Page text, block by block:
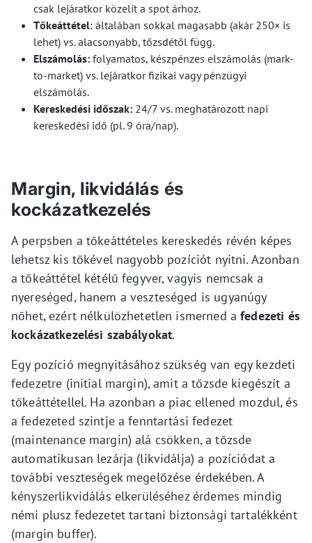
csak lejáratkor közelít a spot árhoz.
Tőkeáttétel: általában sokkal magasabb (akár 250× is
lehet) vs. alacsonyabb, tőzsdétől függ.
Elszámolás: folyamatos, készpénzes elszámolás (mark-
to-market) vs. lejáratkor fizikai vagy pénzügyi
elszámolás.
Kereskedési időszak: 24/7 vs. meghatározott napi
kereskedési idő (pl. 9 óra/nap).
Margin, likvidálás és
kockázatkezelés
A perpsben a tőkeáttételes kereskedés révén képes
lehetsz kis tőkével nagyobb pozíciót nyitni. Azonban
a tőkeáttétel kétélű fegyver, vagyis nemcsak a
nyereséged, hanem a veszteséged is ugyanúgy
nőhet, ezért nélkülözhetetlen ismerned afedezeti és
kockázatkezelési szabályokat.
Egy pozíció megnyitásához szükség van egy kezdeti
fedezetre (initial margin), amit a tőzsde kiegészít a
tőkeáttétellel. Ha azonban a piac ellened mozdul, és
a fedezeted szintje a fenntartási fedezet
(maintenance margin) alá csökken, a tőzsde
automatikusan lezárja (likvidálja) a pozíciódat a
további veszteségek megelőzése érdekében. A
kényszerlikvidálás elkerüléséhez érdemes mindig
némi plusz fedezetet tartani biztonsági tartalékként
(margin buffer).